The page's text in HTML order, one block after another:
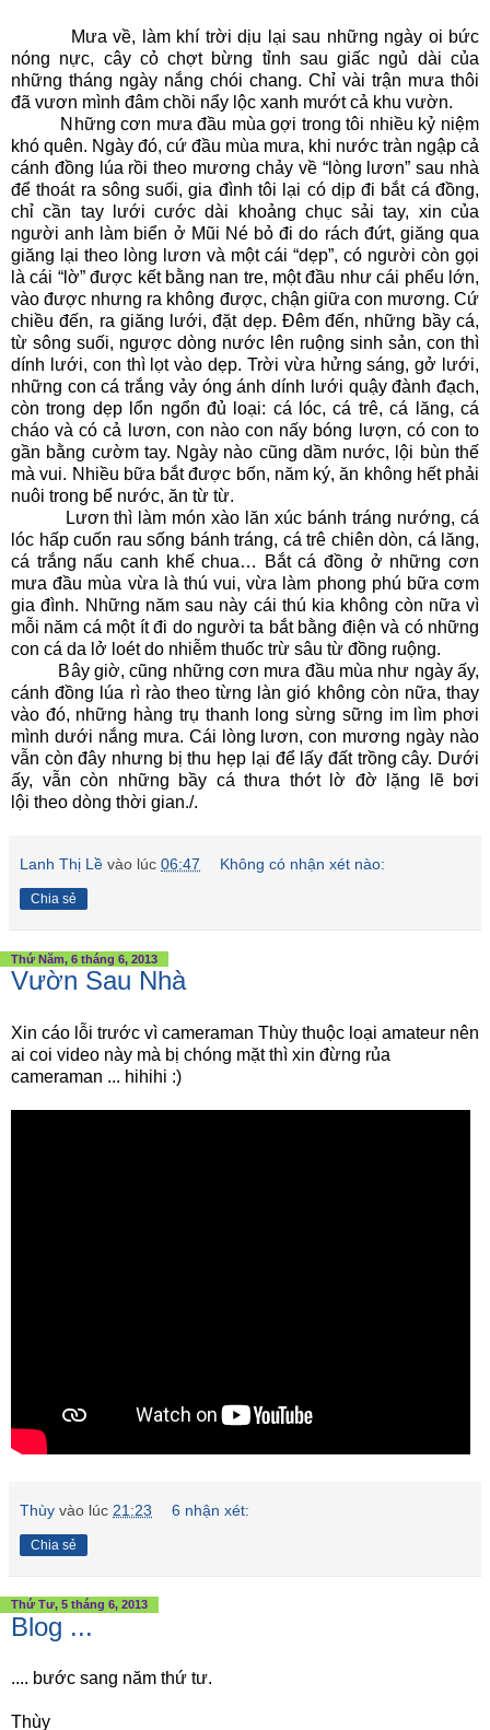
Mưa về, làm khí trời dịu lại sau những ngày oi bức
nóng nực, cây cỏ chợt bừng tỉnh sau giấc ngủ dài của
những tháng ngày nắng chói chang. Chỉ vài trận mưa thôi
đã vươn mình đâm chồi nẩy lộc xanh mướt cả khu vườn.
Những cơn mưa đầu mùa gợi trong tôi nhiều kỷ niệm
khó quên. Ngày đó, cứ đầu mùa mưa, khi nước tràn ngập cả
cánh đồng lúa rồi theo mương chảy về “lòng lươn” sau nhà
để thoát ra sông suối, gia đình tôi lại có dịp đi bắt cá đồng,
chỉ cần tay lưới cước dài khoảng chục sải tay, xin của
người anh làm biển ở Mũi Né bỏ đi do rách đứt, giăng qua
giăng lại theo lòng lươn và một cái “dẹp”, có người còn gọi
là cái “lờ” được kết bằng nan tre, một đầu như cái phểu lớn,
vào được nhưng ra không được, chận giữa con mương. Cứ
chiều đến, ra giăng lưới, đặt dẹp. Đêm đến, những bầy cá,
từ sông suối, ngược dòng nước lên ruộng sinh sản, con thì
dính lưới, con thì lọt vào dẹp. Trời vừa hửng sáng, gở lưới,
những con cá trắng vảy óng ánh dính lưới quậy đành đạch,
còn trong dẹp lổn ngổn đủ loại: cá lóc, cá trê, cá lăng, cá
cháo và có cả lươn, con nào con nấy bóng lượn, có con to
gần bằng cườm tay. Ngày nào cũng dầm nước, lội bùn thế
mà vui. Nhiều bữa bắt được bốn, năm ký, ăn không hết phải
nuôi trong bể nước, ăn từ từ.
Lươn thì làm món xào lăn xúc bánh tráng nướng, cá
lóc hấp cuốn rau sống bánh tráng, cá trê chiên dòn, cá lăng,
cá trắng nấu canh khế chua… Bắt cá đồng ở những cơn
mưa đầu mùa vừa là thú vui, vừa làm phong phú bữa cơm
gia đình. Những năm sau này cái thú kia không còn nữa vì
mỗi năm cá một ít đi do người ta bắt bằng điện và có những
con cá da lở loét do nhiễm thuốc trừ sâu từ đồng ruộng.
Bây giờ, cũng những cơn mưa đầu mùa như ngày ấy,
cánh đồng lúa rì rào theo từng làn gió không còn nữa, thay
vào đó, những hàng trụ thanh long sừng sững im lìm phơi
mình dưới nắng mưa. Cái lòng lươn, con mương ngày nào
vẫn còn đây nhưng bị thu hẹp lại để lấy đất trồng cây. Dưới
ấy, vẫn còn những bầy cá thưa thớt lờ đờ lặng lẽ bơi
lội theo dòng thời gian./.
Lanh Thị Lề vào lúc 06:47 Không có nhận xét nào:
Chia sẻ
Thứ Năm, 6 tháng 6, 2013
Vườn Sau Nhà
Xin cáo lỗi trước vì cameraman Thùy thuộc loại amateur nên
ai coi video này mà bị chóng mặt thì xin đừng rủa
cameraman ... hihihi :)
Thùy vào lúc 21:23 6 nhận xét:
Chia sẻ
Thứ Tư, 5 tháng 6, 2013
Blog ...
.... bước sang năm thứ tư.
Thùy